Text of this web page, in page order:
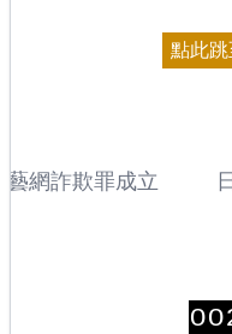
點此跳
詐欺罪成立
日
00